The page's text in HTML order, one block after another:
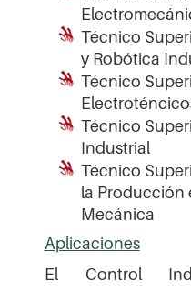
Técnico
y Robótica
Técnico
Técnico
Industrial
Técnico
la Producción
Mecánica
Aplicaciones
El Control